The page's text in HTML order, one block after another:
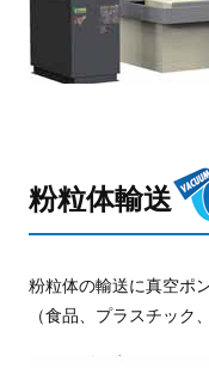
粉粒体輸送
粉粒体の輸送に真空ポ
（食品、プラスチック